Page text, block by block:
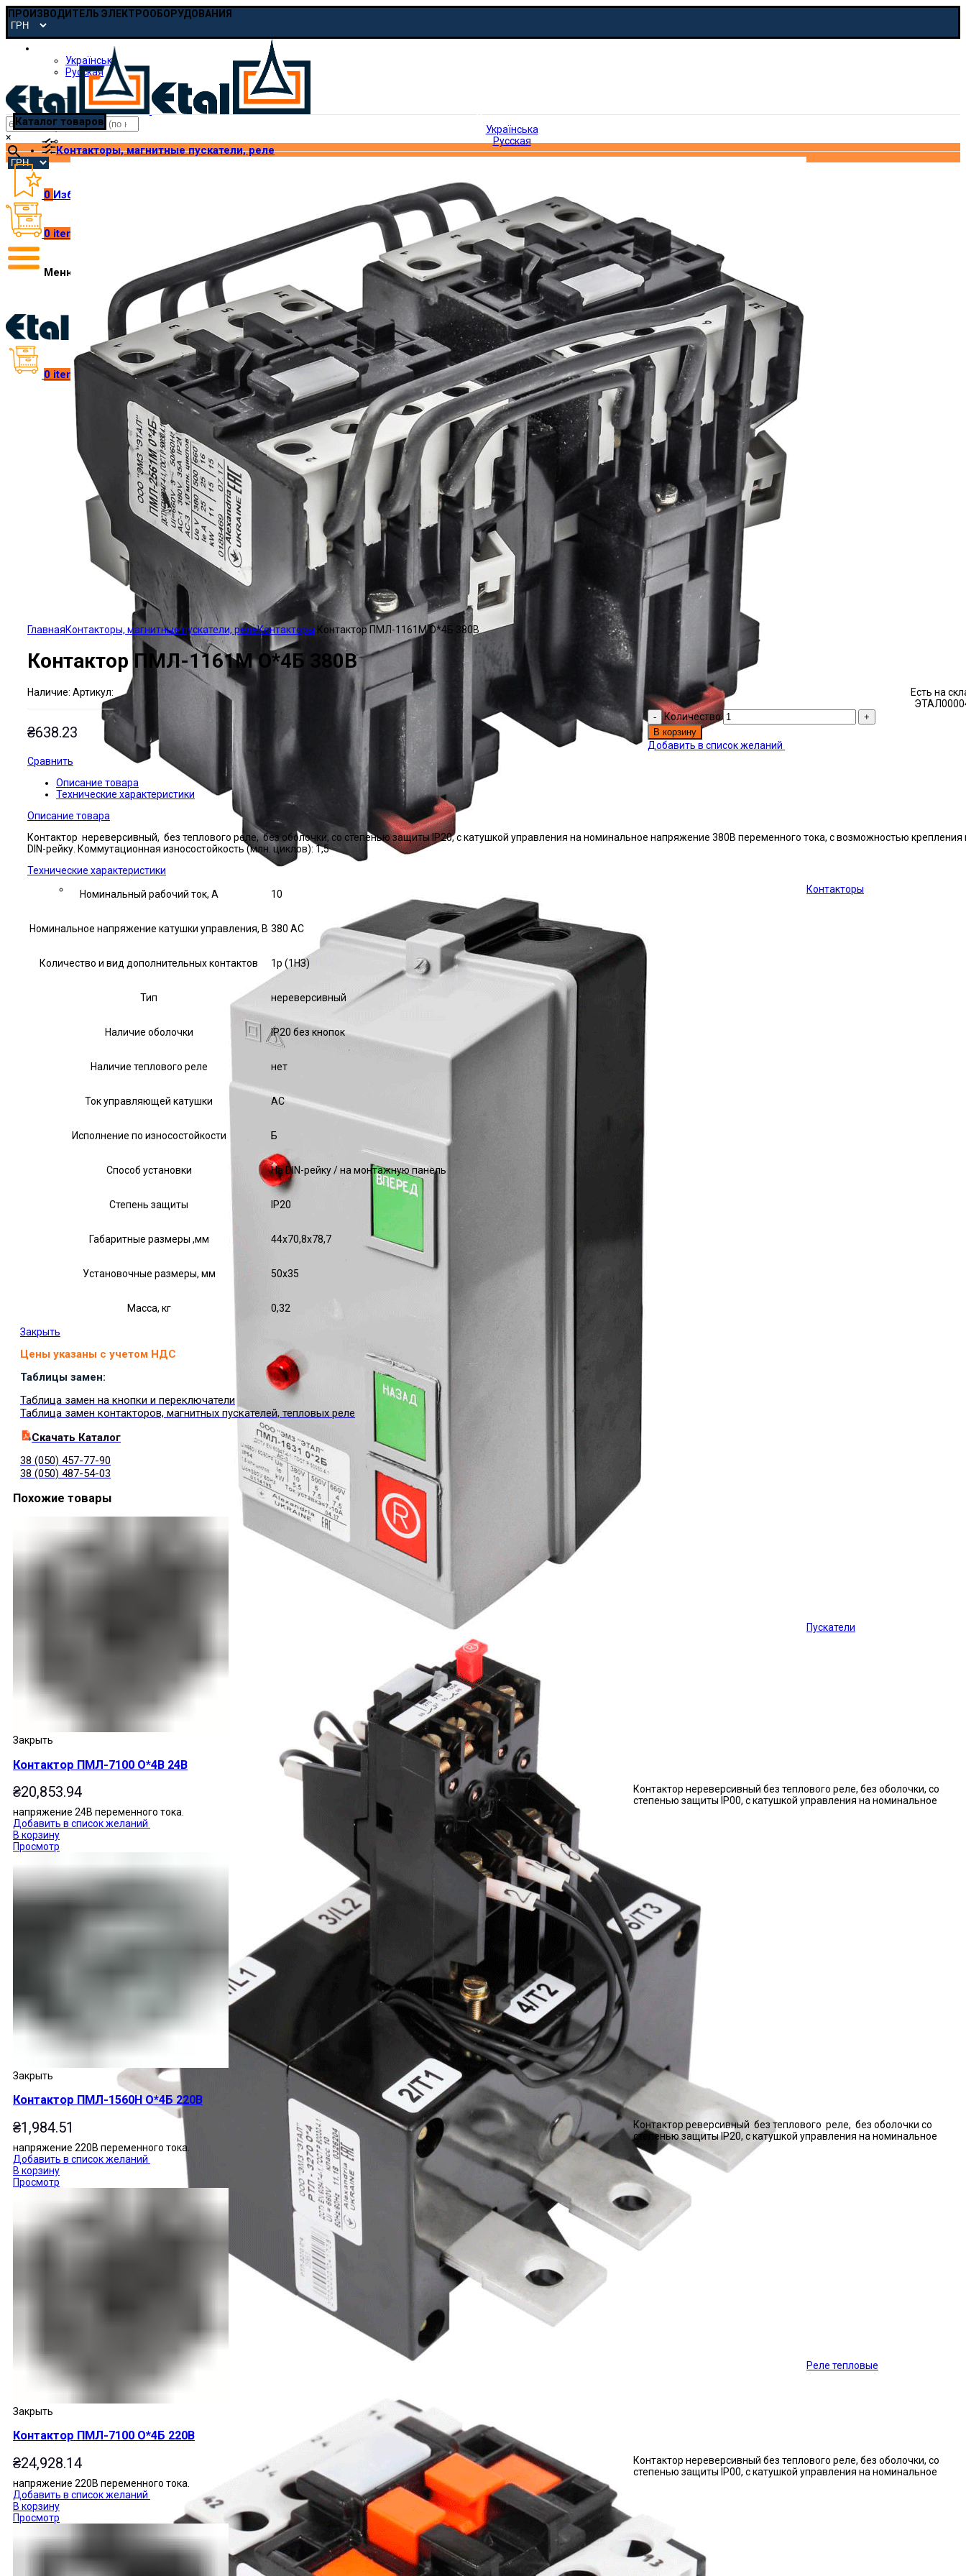
ПРОИЗВОДИТЕЛЬ ЭЛЕКТРООБОРУДОВАНИЯ
Українська
Русская
pmp@etal.ua
Українська
Русская
×
0 Избранное
0 items
Меню
0 items ₴0.00
Каталог товаров
Контакторы, магнитные пускатели, реле
Контакторы
Пускатели
Реле тепловые
ГлавнаяКонтакторы, магнитные пускатели, релеКонтакторы Контактор ПМЛ-1161М О*4Б 380В
Контактор ПМЛ-1161М О*4Б 380В
Наличие: Есть на
Артикул:
₴638.23
Количество
В корзину
Добавить в список желаний
Сравнить
Описание товара
Технические характеристики
Описание товара
Контактор нереверсивный, без теплового реле, без оболочки, со степенью защиты IP20, с катушкой управления на номинальное напряжение 380В переменного тока, с возможностью крепления
DIN-рейку. Коммутационная износостойкость (млн. циклов): 1,5
Технические характеристики
Номинальный рабочий ток, А 10
Номинальное напряжение катушки управления, В 380 AC
Количество и вид дополнительных контактов 1р (1НЗ)
Тип нереверсивный
Наличие оболочки IP20 без кнопок
Наличие теплового реле нет
Ток управляющей катушки АС
Исполнение по износостойкости Б
Способ установки На DIN-рейку / на монтажную панель
Степень защиты IP20
Габаритные размеры ,мм 44х70,8х78,7
Установочные размеры, мм 50х35
Масса, кг 0,32
Закрыть
Цены указаны с учетом НДС
Таблицы замен:
Таблица замен на кнопки и переключатели
Таблица замен контакторов, магнитных пускателей, тепловых реле
Cкачать Каталог
38 (050) 457-77-90
38 (050) 487-54-03
Похожие товары
Закрыть
Контактор ПМЛ-7100 О*4В 24В
₴20,853.94
Контактор нереверсивный без теплового реле, без оболочки, со
степенью защиты IP00, с катушкой управления на номинальное
напряжение 24В переменного тока.
Добавить в список желаний
В корзину
Просмотр
Закрыть
Контактор ПМЛ-1560Н О*4Б 220В
₴1,984.51
Контактор реверсивный без теплового реле, без оболочки со
степенью защиты IP20, с катушкой управления на номинальное
напряжение 220В переменного тока.
Добавить в список желаний
В корзину
Просмотр
Закрыть
Контактор ПМЛ-7100 О*4Б 220В
₴24,928.14
Контактор нереверсивный без теплового реле, без оболочки, со
степенью защиты IP00, с катушкой управления на номинальное
напряжение 220В переменного тока.
Добавить в список желаний
В корзину
Просмотр